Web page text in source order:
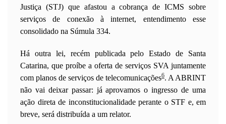
Justiça (STJ) que afastou a cobrança de ICMS sobre
serviços de conexão à internet, entendimento esse
consolidado na Súmula 334.
Há outra lei, recém publicada pelo Estado de Santa
Catarina, que proíbe a oferta de serviços SVA juntamente
com planos de serviços de telecomunicações6. A ABRINT
não vai deixar passar: já aprovamos o ingresso de uma
ação direta de inconstitucionalidade perante o STF e, em
breve, será distribuída a um relator.